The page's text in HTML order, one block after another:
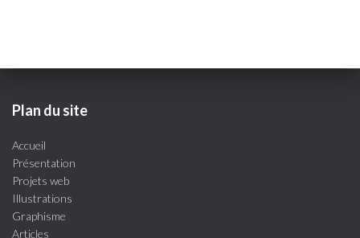
Plan du site
Accueil
Présentation
Projets web
Illustrations
Graphisme
Articles